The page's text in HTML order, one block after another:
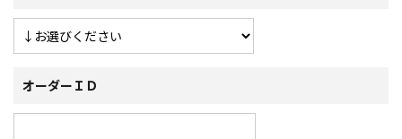
オーダーＩＤ